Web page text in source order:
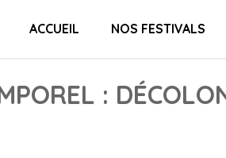
ACCUEIL NOS FESTIVALS
: